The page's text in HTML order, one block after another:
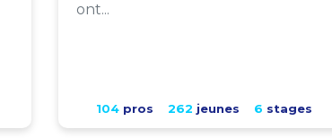
ont...
104pros 262 jeunes 6 stages